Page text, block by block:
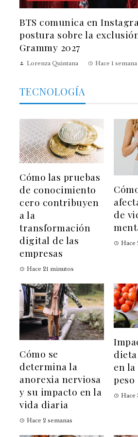
BTS comunica en
postura sobre la
Grammy 2027
Lorenza Quintana Hace 1 semana
TECNOLOGÍA
Cómo las pruebas
de conocimiento
cero contribuyen
a la
transformación
digital de las
empresas
Hace 21 minutos
de
Hace
Cómo se
determina la
anorexia nerviosa
y su impacto en la
vida diaria
Hace 2 semanas
en
peso
Hace